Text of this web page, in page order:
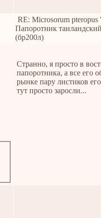
RE: Microsorum pteropus
Папоротник
(бр200л)
Странно, я просто в
папоротника, а все его
рынке пару листиков
тут просто заросли...